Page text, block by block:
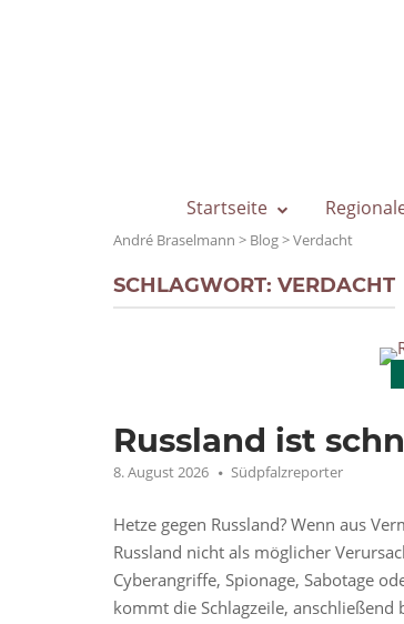
Startseite
André Braselmann > Blog>Verdacht
SCHLAGWORT: VERDACHT
Open
Russland ist
8. August 2026 Südpfalzreporter
Hetze gegen Russland? Wenn aus
Russland nicht als möglicher
Cyberangriffe, Spionage, Sabotage
kommt die Schlagzeile,